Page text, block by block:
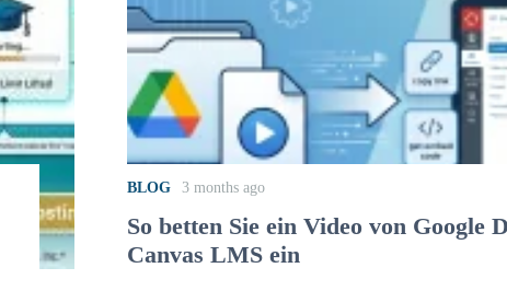
BLOG 3 months ago
So betten Sie ein Video von Google
Canvas LMS ein